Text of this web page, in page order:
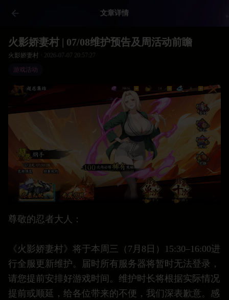
文章详情
火影娇妻村 | 07/08维护预告及周活动前瞻
火影娇妻村 · 2026-07-07 20:57:27
游戏活动
尊敬的忍者大人：
《火影娇妻村》将于本周三（7月8日）15:30–16:00进
行全服更新维护。届时所有服务器将暂时无法登录，
请您提前安排好游戏时间。维护时长将根据实际情况
提前或顺延，给各位带来的不便，我们深表歉意。感